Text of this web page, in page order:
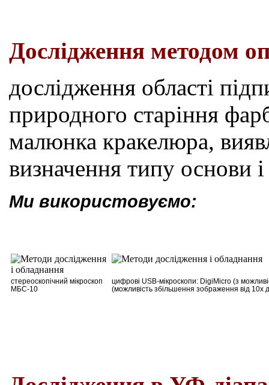
Дослідження методом
дослідження області
природного старіння
малюнка кракелюра,
визначення типу основи
Ми використовуємо:
стереоскопічний мікроскоп
МБС-10
цифрові USB-мікроскопи: DigiMicro (з
(можливість збільшення зображення від 10х